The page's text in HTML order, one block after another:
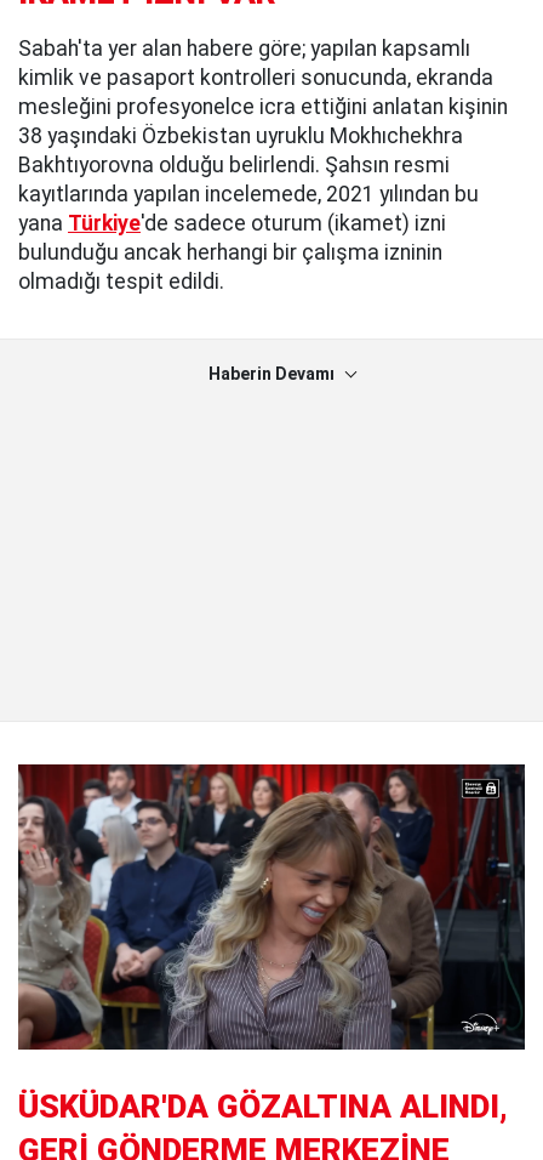
Sabah'ta yer alan habere göre; yapılan kapsamlı
kimlik ve pasaport kontrolleri sonucunda, ekranda
mesleğini profesyonelce icra ettiğini anlatan kişinin
38 yaşındaki Özbekistan uyruklu Mokhıchekhra
Bakhtıyorovna olduğu belirlendi. Şahsın resmi
kayıtlarında yapılan incelemede, 2021 yılından bu
yana Türkiye'de sadece oturum (ikamet) izni
bulunduğu ancak herhangi bir çalışma izninin
olmadığı tespit edildi.
Haberin Devamı
ÜSKÜDAR'DA GÖZALTINA ALINDI,
GERİ GÖNDERME MERKEZİNE